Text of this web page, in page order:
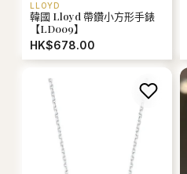
LLOYD
韓國 Lloyd 帶鑽小方形手錶
【LD009】
HK$678.00